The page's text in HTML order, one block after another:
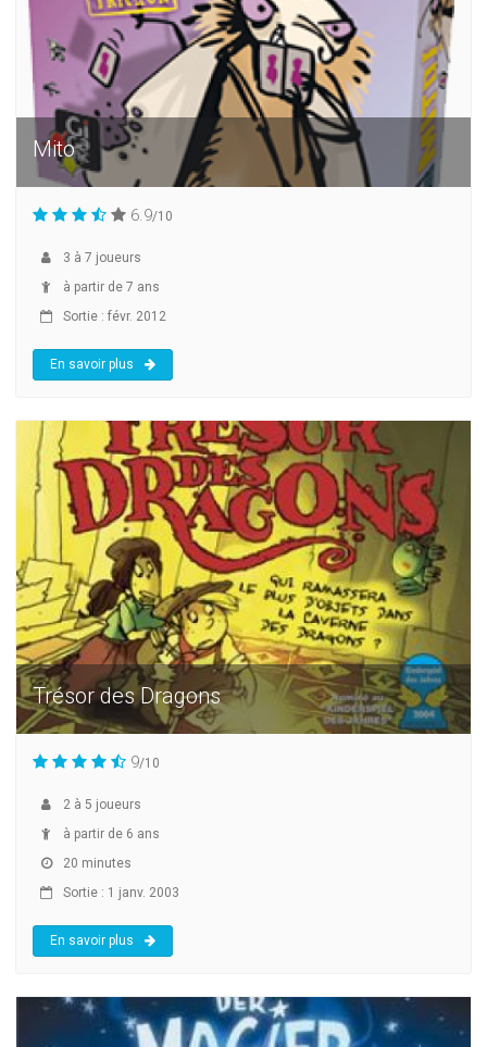
Mito
6.9/10
3 à 7 joueurs
à partir de 7 ans
Sortie : févr. 2012
En savoir plus
Trésor des Dragons
9/10
2 à 5 joueurs
à partir de 6 ans
20 minutes
Sortie : 1 janv. 2003
En savoir plus